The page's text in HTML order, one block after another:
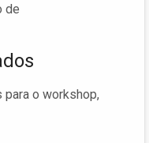
de
o workshop,